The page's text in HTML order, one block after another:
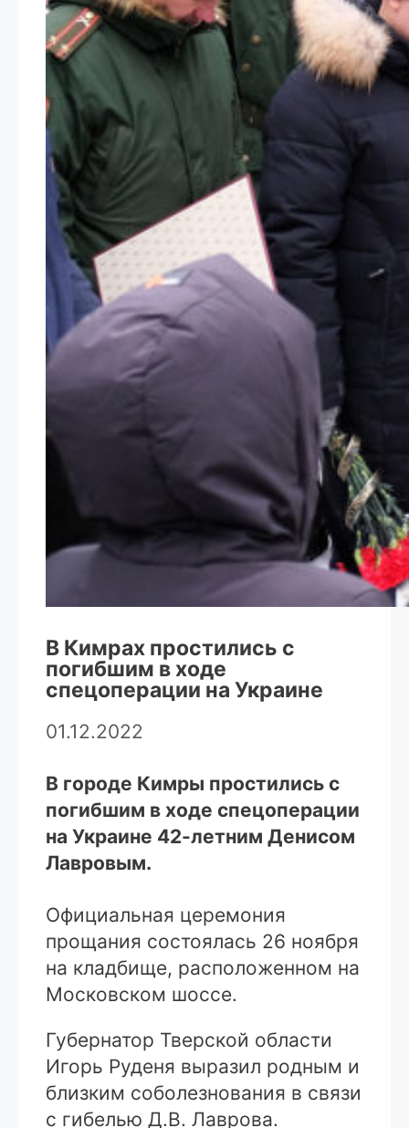
В Кимрах простились с
погибшим в ходе
спецоперации на Украине
01.12.2022
В городе Кимры простились с
погибшим в ходе спецоперации
на Украине 42-летним Денисом
Лавровым.
Официальная церемония
прощания состоялась 26 ноября
на кладбище, расположенном на
Московском шоссе.
Губернатор Тверской области
Игорь Руденя выразил родным и
близким соболезнования в связи
с гибелью Д.В. Лаврова.